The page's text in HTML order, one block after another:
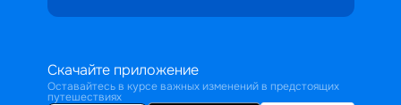
Скачайте приложение
Оставайтесь в курсе важных изменений в предстоящих
путешествиях